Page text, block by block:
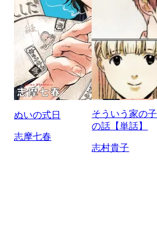
ぬいの式日
志摩七春
そういう家の子
の話【単話】
志村貴子